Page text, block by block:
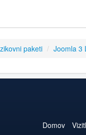
paketi / Joomla 3
Domov